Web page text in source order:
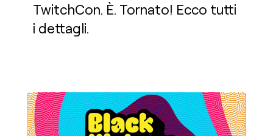
TwitchCon. È. Tornato! Ecco tutti
i dettagli.
Sintonizzati e celebra per tutto il mese gli autori